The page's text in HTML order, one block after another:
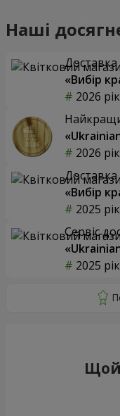
Наші
Доставка
«Вибір
2026 рік
2026 рік
Доставка
«Вибір
2025 рік
Сервіс
2025 рік